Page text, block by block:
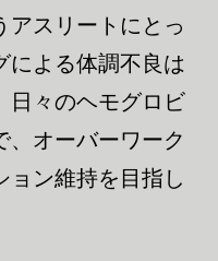
アスリートにとっ
による体調不良は
日々のヘモグロビ
、オーバーワーク
ョン維持を目指し